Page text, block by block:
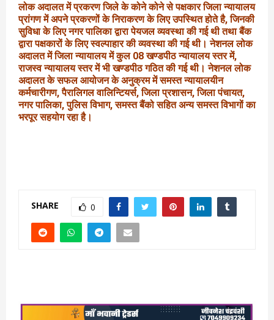
लोक अदालत में प्रकरण जिले के कोने कोने से पक्षकार जिला न्यायालय
प्रांगण में अपने प्रकरणों के निराकरण के लिए उपस्थित होते है, जिनकी
सुविधा के लिए नगर पालिका द्वारा पेयजल व्यवस्था की गई थी तथा बैंक
द्वारा पक्षकारों के लिए स्वल्पाहार की व्यवस्था की गई थी। नेशनल लोक
अदालत में जिला न्यायालय में कुल 08 खण्डपीठ न्यायालय स्तर में,
राजस्व न्यायालय स्तर में भी खण्डपीठ गठित की गई थी। नेशनल लोक
अदालत के सफल आयोजन के अनुक्रम में समस्त न्यायालयीन
कर्मचारीगण, पैरालिगल वालिन्टियर्स, जिला प्रशासन, जिला पंचायत,
नगर पालिका, पुलिस विभाग, समस्त बैंको सहित अन्य समस्त विभागों का
भरपूर सहयोग रहा है।
SHARE 0